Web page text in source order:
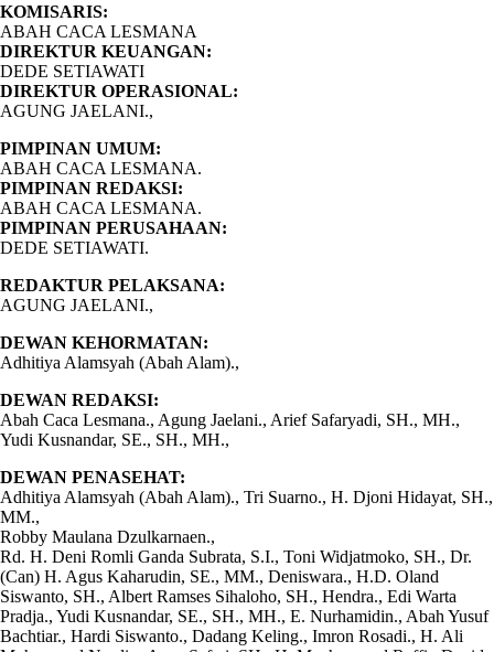
KOMISARIS:
ABAH CACA LESMANA
DIREKTUR KEUANGAN:
DEDE SETIAWATI
DIREKTUR OPERASIONAL:
AGUNG JAELANI.,
PIMPINAN UMUM:
ABAH CACA LESMANA.
PIMPINAN REDAKSI:
ABAH CACA LESMANA.
PIMPINAN PERUSAHAAN:
DEDE SETIAWATI.
REDAKTUR PELAKSANA:
AGUNG JAELANI.,
DEWAN KEHORMATAN:
Adhitiya Alamsyah (Abah Alam).,
DEWAN REDAKSI:
Abah Caca Lesmana., Agung Jaelani., Arief Safaryadi, SH., MH.,
Yudi Kusnandar, SE., SH., MH.,
DEWAN PENASEHAT:
Adhitiya Alamsyah (Abah Alam)., Tri Suarno., H. Djoni Hidayat, SH.,
MM.,
Robby Maulana Dzulkarnaen.,
Rd. H. Deni Romli Ganda Subrata, S.I., Toni Widjatmoko, SH., Dr.
(Can) H. Agus Kaharudin, SE., MM., Deniswara., H.D. Oland
Siswanto, SH., Albert Ramses Sihaloho, SH., Hendra., Edi Warta
Pradja., Yudi Kusnandar, SE., SH., MH., E. Nurhamidin., Abah Yusuf
Bachtiar., Hardi Siswanto., Dadang Keling., Imron Rosadi., H. Ali